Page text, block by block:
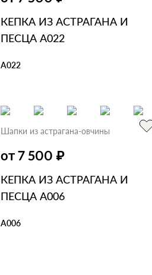
КЕПКА ИЗ АСТРАГАНА И
ПЕСЦА А022
А022
Шапки из астрагана-овчины
от 7 500 ₽
КЕПКА ИЗ АСТРАГАНА И
ПЕСЦА А006
А006